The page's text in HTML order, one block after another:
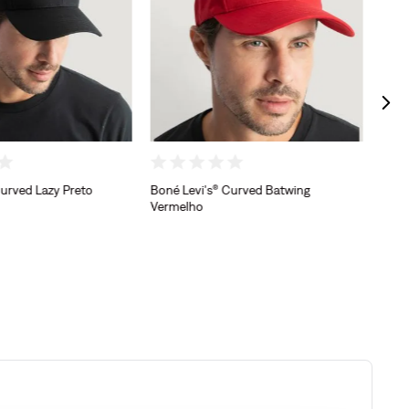
Lazy Preto
Boné Levi's® Curved Batwing
Vermelho